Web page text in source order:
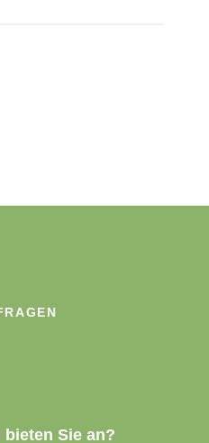
bieten Sie an?